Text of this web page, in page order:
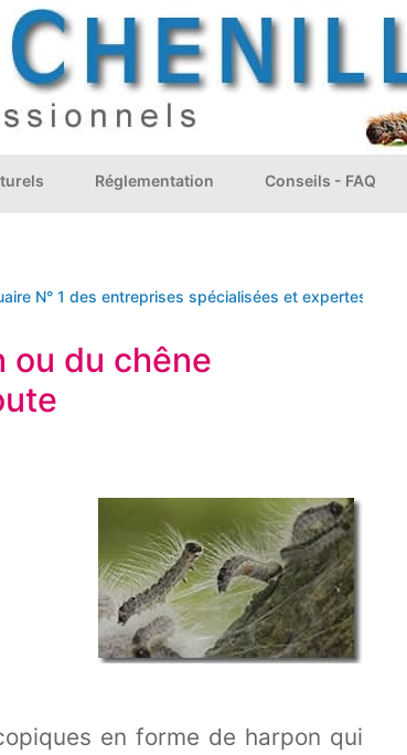
Réglementation Conseils - FAQ
N° 1 des entreprises spécialisées et expertes dans
ou du chêne
en forme de harpon qui